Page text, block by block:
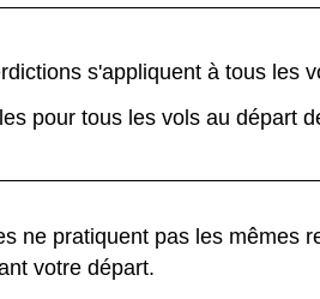
s'appliquent à tous les
pour tous les vols au départ
ne pratiquent pas les mêmes
votre départ.